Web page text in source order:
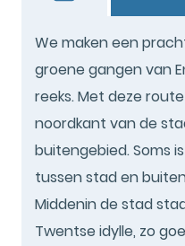
We maken een
groene gangen van
reeks. Met deze
noordkant van de
buitengebied. Soms
tussen stad en
Middenin de stad
Twentse idylle, zo